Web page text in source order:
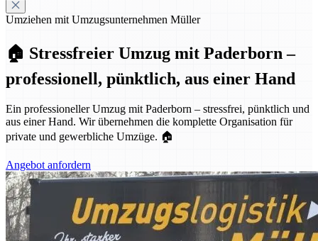
Umziehen mit Umzugsunternehmen Müller
🏠 Stressfreier Umzug mit Paderborn –
professionell, pünktlich, aus einer Hand
Ein professioneller Umzug mit Paderborn – stressfrei, pünktlich und
aus einer Hand. Wir übernehmen die komplette Organisation für
private und gewerbliche Umzüge. 🏠
Angebot anfordern